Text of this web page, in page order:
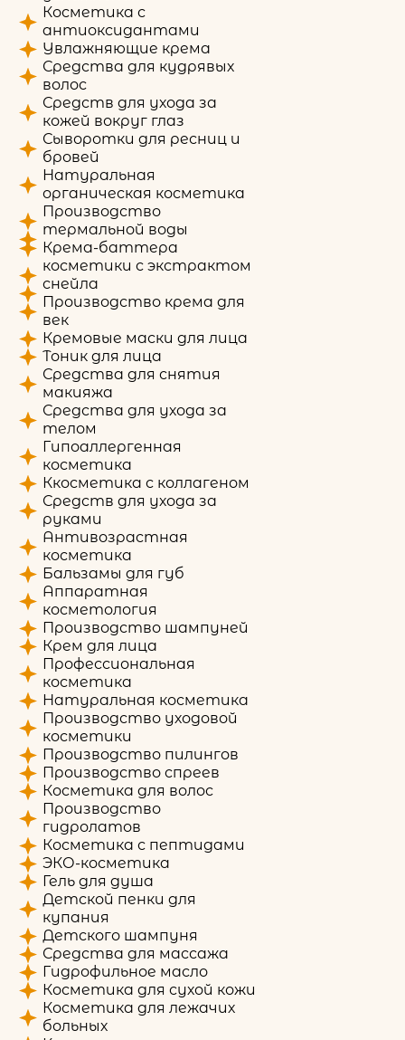
Косметика с
антиоксидантами
Увлажняющие крема
Средства для кудрявых
волос
Средств для ухода за
кожей вокруг глаз
Сыворотки для ресниц и
бровей
Натуральная
органическая косметика
Производство
термальной воды
Крема-баттера
косметики с экстрактом
снейла
Производство крема для
век
Кремовые маски для лица
Тоник для лица
Средства для снятия
макияжа
Средства для ухода за
телом
Гипоаллергенная
косметика
Ккосметика с коллагеном
Средств для ухода за
руками
Антивозрастная
косметика
Бальзамы для губ
Аппаратная
косметология
Производство шампуней
Крем для лица
Профессиональная
косметика
Натуральная косметика
Производство уходовой
косметики
Производство пилингов
Производство спреев
Косметика для волос
Производство
гидролатов
Косметика с пептидами
ЭКО-косметика
Гель для душа
Детской пенки для
купания
Детского шампуня
Средства для массажа
Гидрофильное масло
Косметика для сухой кожи
Косметика для лежачих
больных